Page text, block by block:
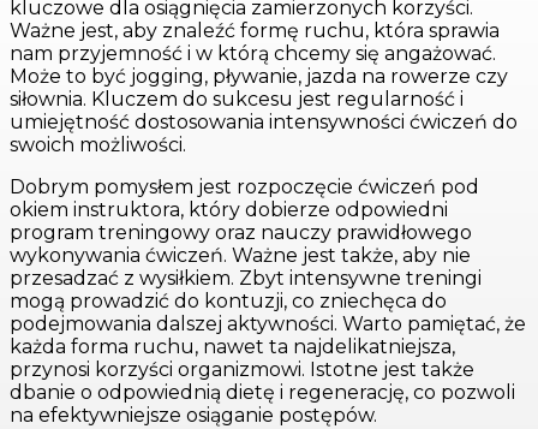
kluczowe dla osiągnięcia zamierzonych korzyści.
Ważne jest, aby znaleźć formę ruchu, która sprawia
nam przyjemność i w którą chcemy się angażować.
Może to być jogging, pływanie, jazda na rowerze czy
siłownia. Kluczem do sukcesu jest regularność i
umiejętność dostosowania intensywności ćwiczeń do
swoich możliwości.
Dobrym pomysłem jest rozpoczęcie ćwiczeń pod
okiem instruktora, który dobierze odpowiedni
program treningowy oraz nauczy prawidłowego
wykonywania ćwiczeń. Ważne jest także, aby nie
przesadzać z wysiłkiem. Zbyt intensywne treningi
mogą prowadzić do kontuzji, co zniechęca do
podejmowania dalszej aktywności. Warto pamiętać, że
każda forma ruchu, nawet ta najdelikatniejsza,
przynosi korzyści organizmowi. Istotne jest także
dbanie o odpowiednią dietę i regenerację, co pozwoli
na efektywniejsze osiąganie postępów.